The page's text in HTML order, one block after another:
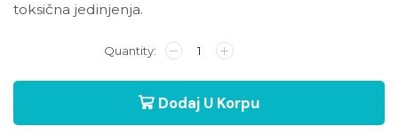
toksična jedinjenja.
Dodaj U Korpu